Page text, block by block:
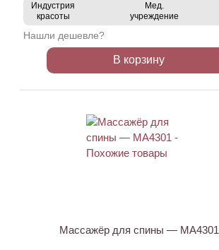
Индустрия
красоты
Мед.
учреждение
Нашли дешевле?
В корзину
Массажёр для спины — МА4301